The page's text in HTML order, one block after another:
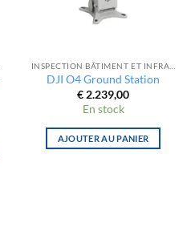
DJI O4 Ground Station
€ 2.239,00
En stock
AJOUTER AU PANIER